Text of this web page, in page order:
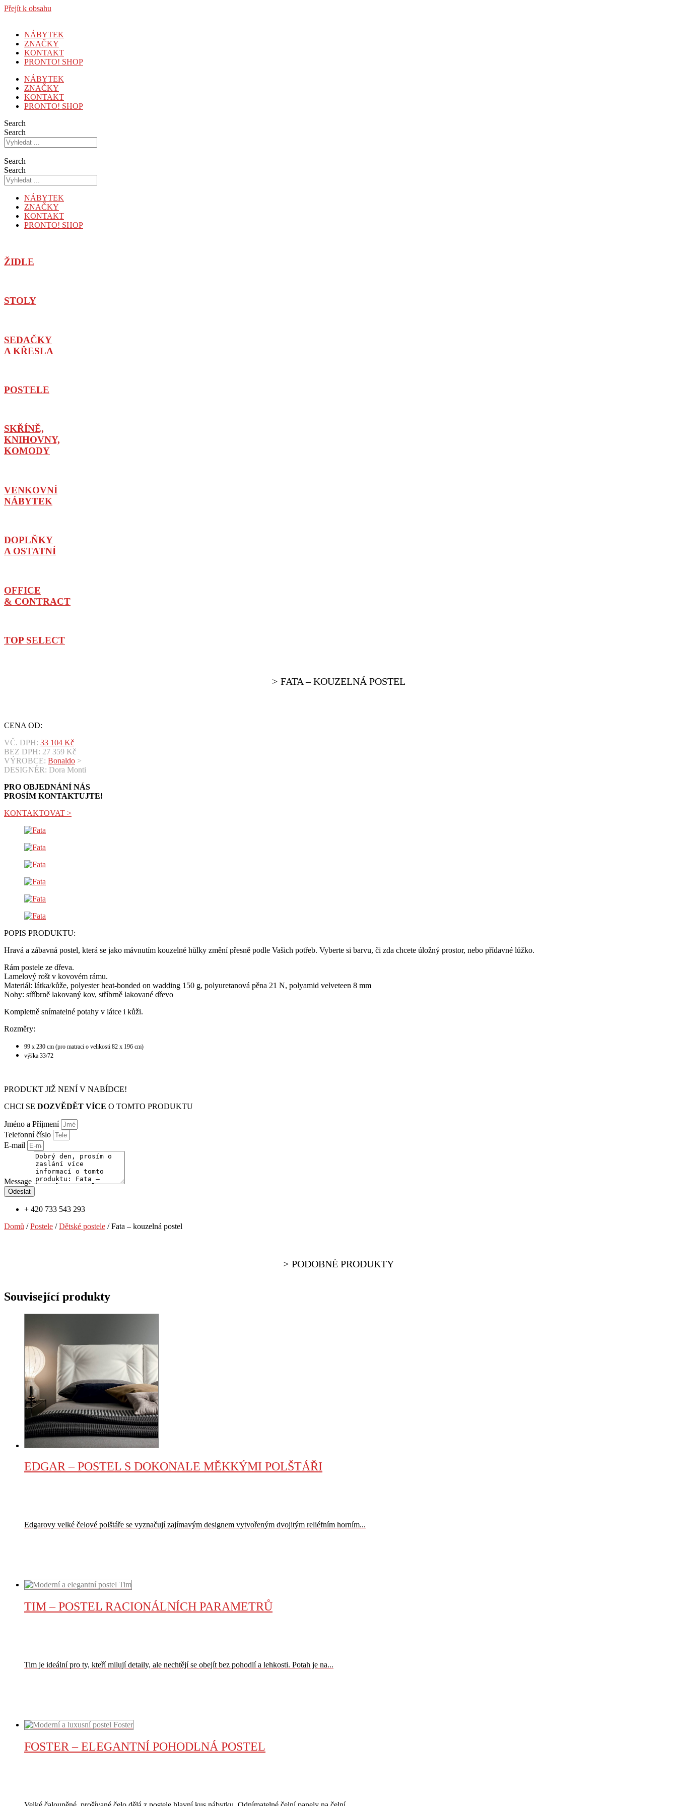
Přejít k obsahu
NÁBYTEK
ZNAČKY
KONTAKT
PRONTO! SHOP
NÁBYTEK
ZNAČKY
KONTAKT
PRONTO! SHOP
Search
Search
Search
Search
NÁBYTEK
ZNAČKY
KONTAKT
PRONTO! SHOP
ŽIDLE
STOLY
SEDAČKY
A KŘESLA
POSTELE
SKŘÍNĚ,
KNIHOVNY,
KOMODY
VENKOVNÍ
NÁBYTEK
DOPLŇKY
A OSTATNÍ
OFFICE
& CONTRACT
TOP SELECT
FATA – KOUZELNÁ POSTEL
CENA OD:
VČ. DPH: 33 104 Kč
BEZ DPH: 27 359 Kč
VÝROBCE: Bonaldo >
DESIGNÉR: Dora Monti
PRO OBJEDNÁNÍ NÁS
PROSÍM KONTAKTUJTE!
KONTAKTOVAT >
POPIS PRODUKTU:
Hravá a zábavná postel, která se jako mávnutím kouzelné hůlky změní přesně podle Vašich potřeb. Vyberte si barvu, či zda chcete úložný prostor, nebo přídavné lůžko.
Rám postele ze dřeva.
Lamelový rošt v kovovém rámu.
Materiál: látka/kůže, polyester heat-bonded on wadding 150 g, polyuretanová pěna 21 N, polyamid velveteen 8 mm
Nohy: stříbrně lakovaný kov, stříbrně lakované dřevo
Kompletně snímatelné potahy v látce i kůži.
Rozměry:
99 x 230 cm (pro matraci o velikosti 82 x 196 cm)
výška 33/72
PRODUKT JIŽ NENÍ V NABÍDCE!
CHCI SE DOZVĚDĚT VÍCE O TOMTO PRODUKTU
Jméno a Příjmení
Telefonní číslo
E-mail
Message
Odeslat
+ 420 733 543 293
Domů /Postele /Dětské postele / Fata – kouzelná postel
PODOBNÉ PRODUKTY
Související produkty
EDGAR – POSTEL S DOKONALE MĚKKÝMI POLŠTÁŘI
Edgarovy velké čelové polštáře se vyznačují zajímavým designem vytvořeným dvojitým reliéfním horním...
TIM – POSTEL RACIONÁLNÍCH PARAMETRŮ
Tim je ideální pro ty, kteří milují detaily, ale nechtějí se obejít bez pohodlí a lehkosti. Potah je na...
FOSTER – ELEGANTNÍ POHODLNÁ POSTEL